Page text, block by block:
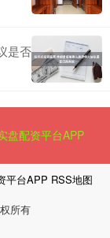
是否
盘配资平台APP
平台APP RSS地图
所有